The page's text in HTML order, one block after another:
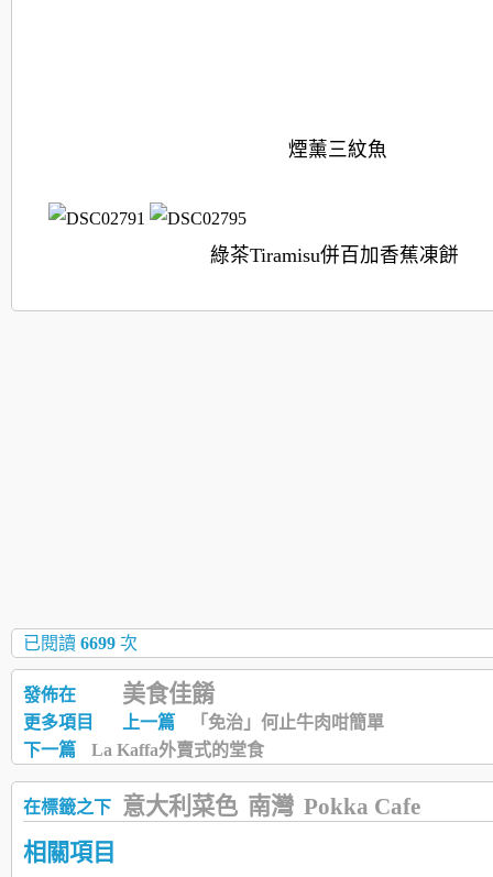
煙薰三紋魚
綠茶Tiramisu併百加香蕉凍餅
已閱讀 6699 次
發佈在 美食佳餚
更多項目 上一篇
「免治」何止牛肉咁簡單
下一篇
La Kaffa外賣式的堂食
在標籤之下 意大利菜色 南灣 Pokka Cafe
相關項目